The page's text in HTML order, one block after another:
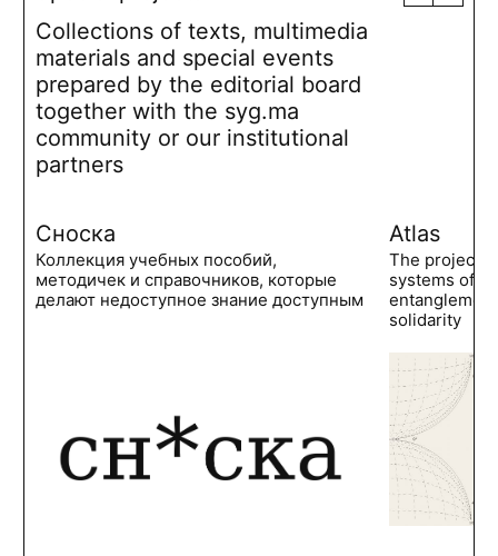
Collections of texts, multimedia
materials and special events
prepared by the editorial board
together with the syg.ma
community or our institutional
partners
Сноска
Коллекция учебных пособий,
методичек и справочников, которые
делают недоступное знание доступным
Atlas
The project
systems of
solidarity